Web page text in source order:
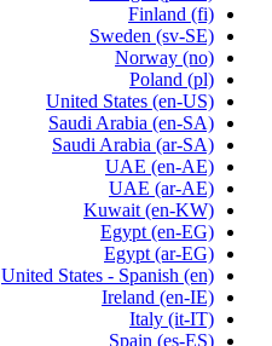
Finland (fi)
Sweden (sv-SE)
Norway (no)
Poland (pl)
United States (en-US)
Saudi Arabia (en-SA)
Saudi Arabia (ar-SA)
UAE (en-AE)
UAE (ar-AE)
Kuwait (en-KW)
Egypt (en-EG)
Egypt (ar-EG)
United States - Spanish (en)
Ireland (en-IE)
Italy (it-IT)
Spain (es-ES)